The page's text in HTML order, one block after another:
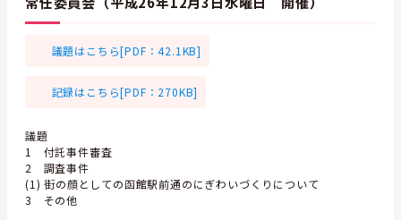
議題はこちら[PDF：42.1KB]
記録はこちら[PDF：270KB]
議題
1 付託事件審査
2 調査事件
(1) 街の顔としての函館駅前通のにぎわいづくりについて
3 その他